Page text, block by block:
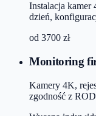
Instalacja
dzień,
od 3700 zł
Monitoring
Kamery 4K,
zgodność z